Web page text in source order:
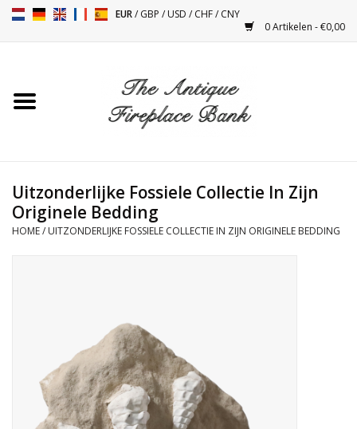
EUR/GBP /USD /CHF/CNY
0 Artikelen - €0,00
Toebehoren
Kacheltjes
Antiquiteiten en Vintage
Decoratieve Outdoor
Objecten
Uitzonderlijke Fossiele Collectie In Zijn
Originele Bedding
HOME/ UITZONDERLIJKE FOSSIELE COLLECTIE IN ZIJN ORIGINELE BEDDING